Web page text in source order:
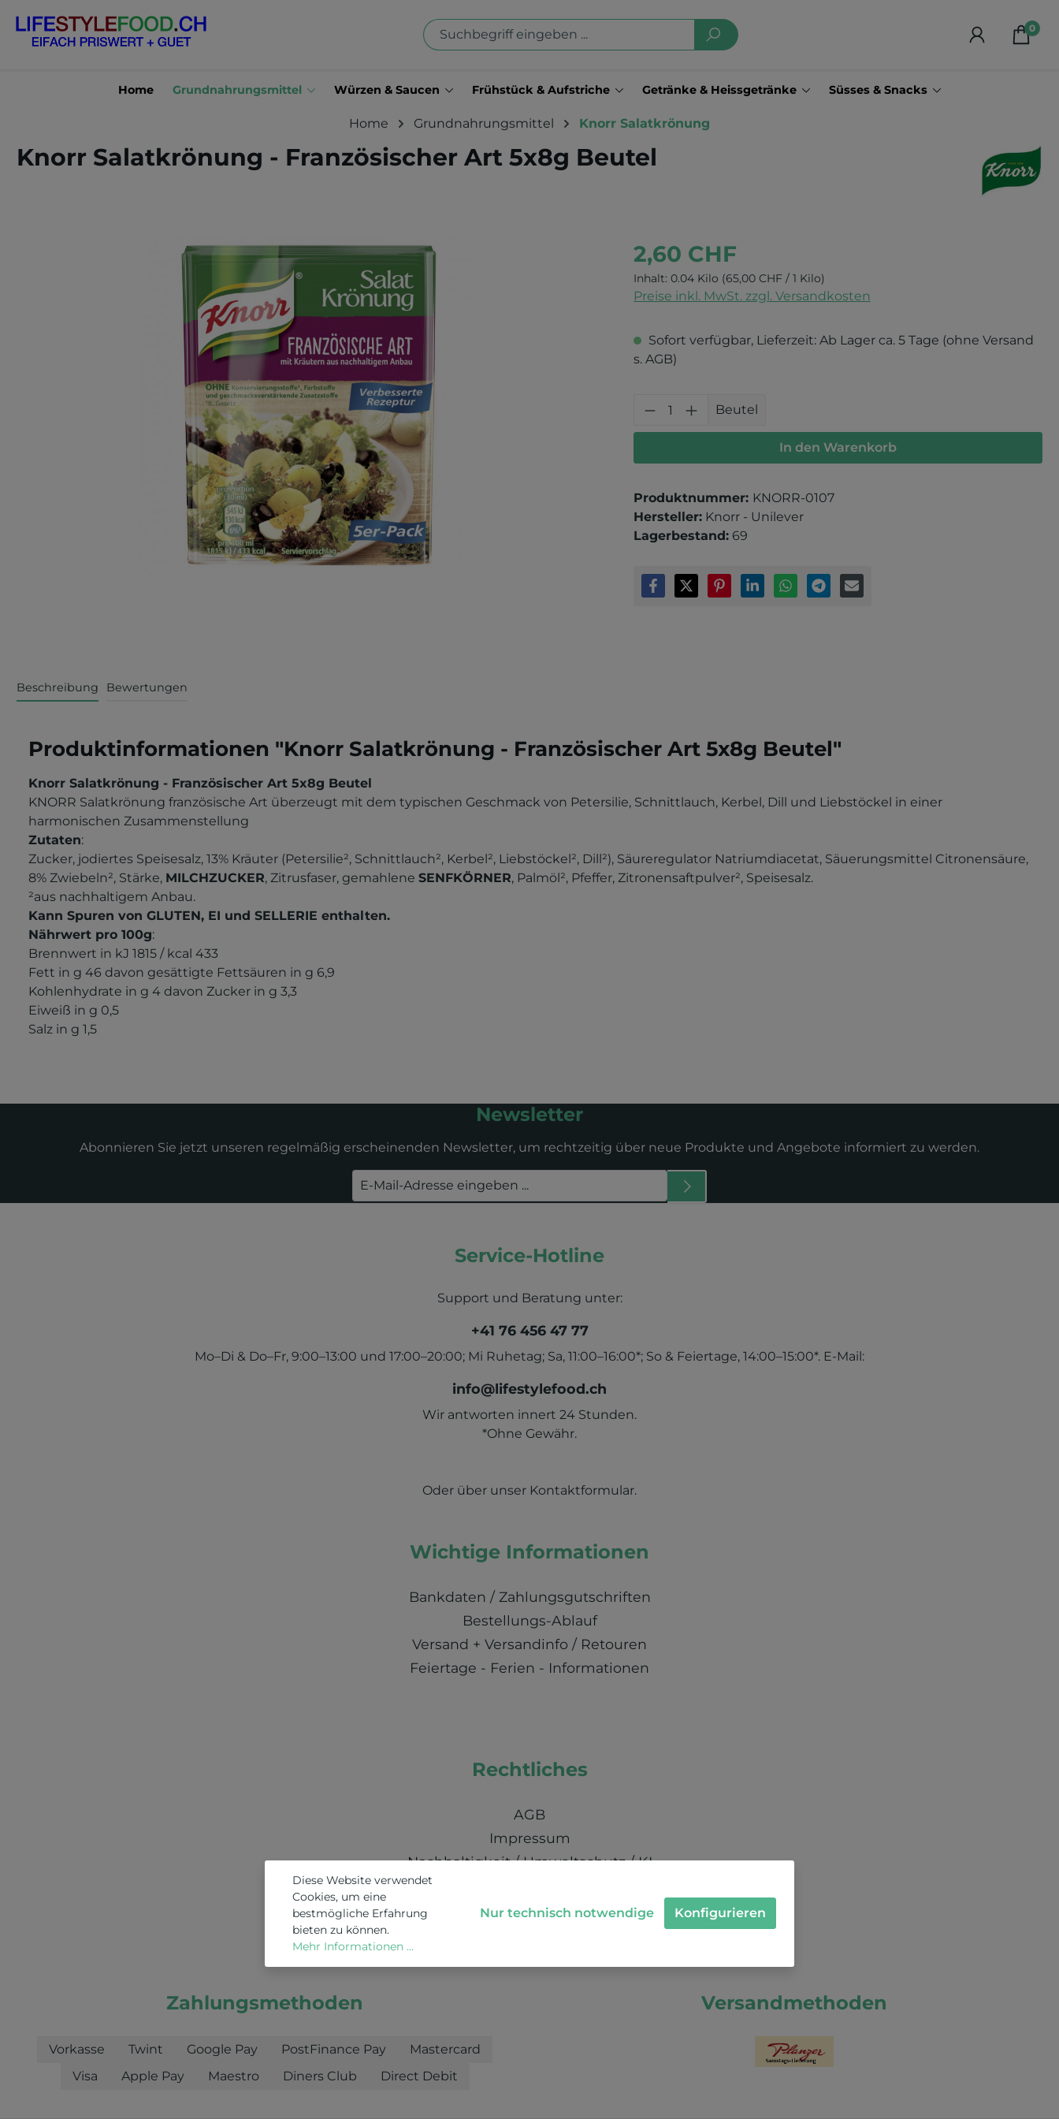
Zur Suche springen
0
Home Grundnahrungsmittel Würzen & Saucen Frühstück & Aufstriche Getränke & Heissgetränke Süsses & Snacks
Home Grundnahrungsmittel Knorr Salatkrönung
Knorr Salatkrönung - Französischer Art 5x8g Beutel
2,60 CHF
Inhalt: 0.04 Kilo (65,00 CHF / 1 Kilo)
Preise inkl. MwSt. zzgl. Versandkosten
Sofort verfügbar, Lieferzeit: Ab Lager ca. 5 Tage (ohne Versand
s. AGB)
Produkt Anzahl: Gib den gewünschten
Beutel
In den Warenkorb
Produktnummer: KNORR-0107
Hersteller: Knorr - Unilever
Lagerbestand: 69
Beschreibung Bewertungen
Produktinformationen "Knorr Salatkrönung - Französischer Art 5x8g Beutel"
Knorr Salatkrönung - Französischer Art 5x8g Beutel
KNORR Salatkrönung französische Art überzeugt mit dem typischen Geschmack von Petersilie, Schnittlauch, Kerbel, Dill und Liebstöckel in einer
harmonischen Zusammenstellung
Zutaten:
Zucker, jodiertes Speisesalz, 13% Kräuter (Petersilie², Schnittlauch², Kerbel², Liebstöckel², Dill²), Säureregulator Natriumdiacetat, Säuerungsmittel Citronensäure,
8% Zwiebeln², Stärke, MILCHZUCKER, Zitrusfaser, gemahlene SENFKÖRNER, Palmöl², Pfeffer, Zitronensaftpulver², Speisesalz.
²aus nachhaltigem Anbau.
Kann Spuren von GLUTEN, EI und SELLERIE enthalten.
Nährwert pro 100g:
Brennwert in kJ 1815 /kcal 433
Fett in g 46 davon gesättigte Fettsäuren in g 6,9
Kohlenhydrate in g 4 davon Zucker in g 3,3
Eiweiß in g 0,5
Salz in g 1,5
Newsletter
Abonnieren Sie jetzt unseren regelmäßig erscheinenden Newsletter, um rechtzeitig über neue Produkte und Angebote informiert zu werden.
Service-Hotline
Support und Beratung unter:
+41 76 456 47 77
Mo–Di & Do–Fr, 9:00–13:00 und 17:00–20:00; Mi Ruhetag; Sa, 11:00–16:00*; So & Feiertage, 14:00–15:00*. E-Mail:
info@lifestylefood.ch
Wir antworten innert 24 Stunden.
*Ohne Gewähr.
Oder über unser Kontaktformular.
Wichtige Informationen
Bankdaten / Zahlungsgutschriften
Bestellungs-Ablauf
Versand + Versandinfo / Retouren
Feiertage - Ferien - Informationen
Rechtliches
AGB
Impressum
Nachhaltigkeit / Umweltschutz / KI
Zahlungsmethoden
Vorkasse Twint Google Pay PostFinance Pay
Mastercard
Visa
Apple Pay Maestro Diners Club Direct Debit
Versandmethoden
Diese Website verwendet
Cookies, um eine
bestmögliche Erfahrung
bieten zu können.
Mehr Informationen ...
Nur technisch notwendige Konfigurieren